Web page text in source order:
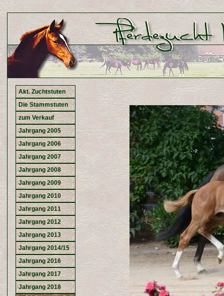
Akt. Zuchtstuten
Die Stammstuten
zum Verkauf
Jahrgang 2005
Jahrgang 2006
Jahrgang 2007
Jahrgang 2008
Jahrgang 2009
Jahrgang 2010
Jahrgang 2011
Jahrgang 2012
Jahrgang 2013
Jahrgang 2014/15
Jahrgang 2016
Jahrgang 2017
Jahrgang 2018